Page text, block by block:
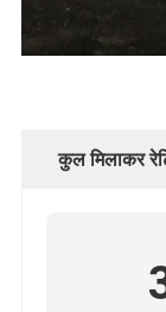
कुल मिलाकर